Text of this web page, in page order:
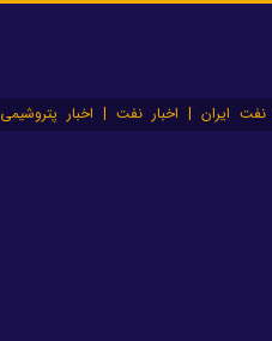
ایران | اخبار نفت | اخبار پتروشیمی